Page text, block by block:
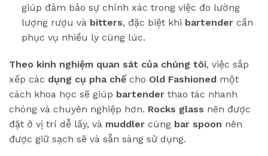
giúp đảm bảo sự chính xác trong việc đo lường
lượng rượu và bitters, đặc biệt khi bartendercần
phục vụ nhiều ly cùng lúc.
Theo kinh nghiệm quan sát của chúng tôi, việc sắp
xếp các dụng cụ pha chế cho Old Fashioned một
cách khoa học sẽ giúp bartender thao tác nhanh
chóng và chuyên nghiệp hơn. Rocks glass nên được
đặt ở vị trí dễ lấy, và muddler cùng bar spoon nên
được giữ sạch sẽ và sẵn sàng sử dụng.